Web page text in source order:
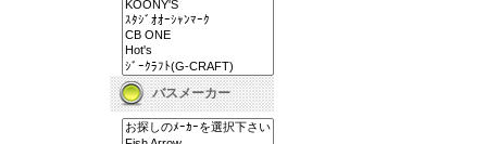
バスメーカー